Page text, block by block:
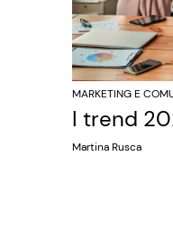
MARKETING E
I trend
Martina Rusca